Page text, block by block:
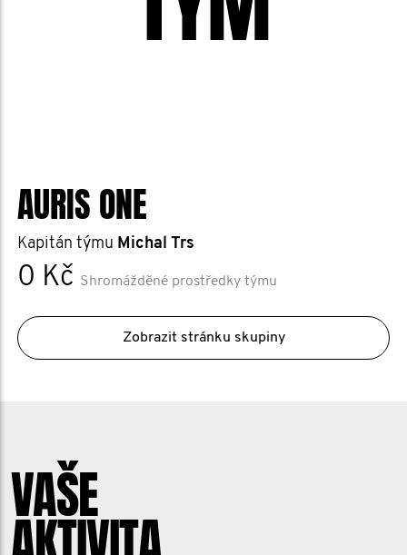
AURIS ONE
Kapitán týmu Michal Trs
0 Kč Shromážděné prostředky týmu
Zobrazit stránku skupiny
VAŠE